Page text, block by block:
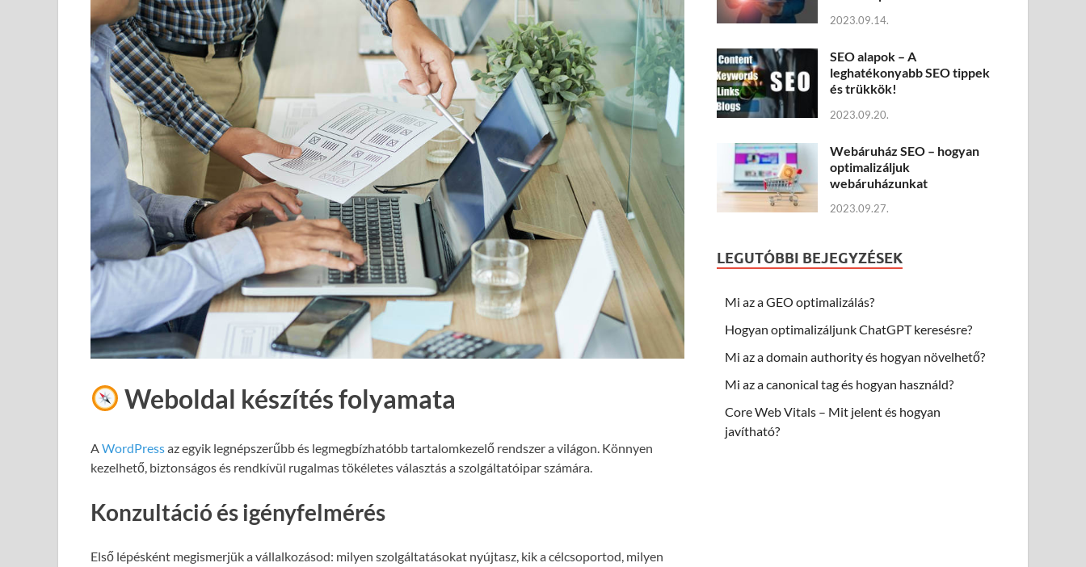
Weboldal készítés folyamata
AWordPressaz egyik legnépszerűbb és legmegbízhatóbb tartalomkezelő rendszer a világon. Könnyen
kezelhető, biztonságos és rendkívül rugalmas tökéletes választás a szolgáltatóipar számára.
Konzultáció és igényfelmérés
Első lépésként megismerjük a vállalkozásod: milyen szolgáltatásokat nyújtasz, kik a célcsoportod, milyen
2023.09.14.
SEO alapok – A
leghatékonyabb SEO tippek
és trükkök!
2023.09.20.
Webáruház SEO – hogyan
optimalizáljuk
webáruházunkat
2023.09.27.
LEGUTÓBBI BEJEGYZÉSEK
Mi az a GEO optimalizálás?
Hogyan optimalizáljunk ChatGPT keresésre?
Mi az a domain authority és hogyan növelhető?
Mi az a canonical tag és hogyan használd?
Core Web Vitals – Mit jelent és hogyan
javítható?